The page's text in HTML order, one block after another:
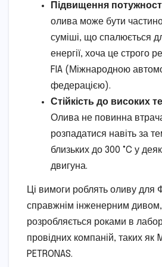
Підвищення
олива може бути
суміші, що спалюється
енергії, хоча це строго
FIA (Міжнародною
федерацією).
Стійкість до високих
Олива не повинна
розпадатися навіть за
близьких до 300 °C у
двигуна.
Ці вимоги роблять оливу для
справжнім інженерним
розробляється роками в
провідних компаній, таких як
PETRONAS.